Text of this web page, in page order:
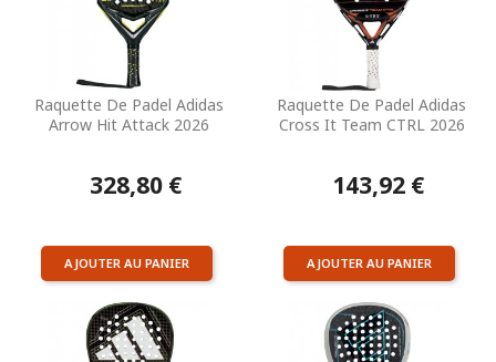
Raquette De Padel Adidas
Arrow Hit Attack 2026
328,80 €
AJOUTER AU PANIER
Raquette De Padel Adidas
Cross It Team CTRL 2026
143,92 €
AJOUTER AU PANIER